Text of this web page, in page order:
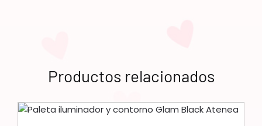
Productos relacionados